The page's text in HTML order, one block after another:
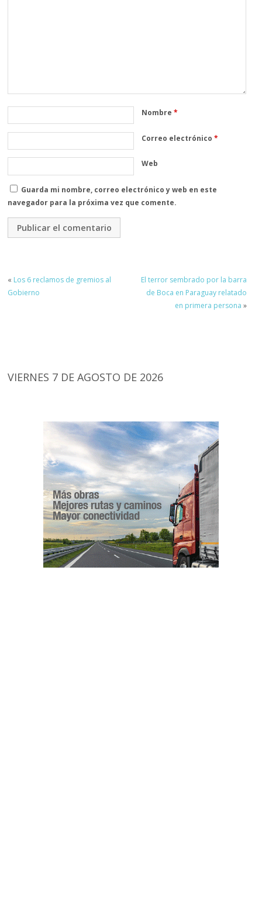
Nombre*
Correo electrónico*
Web
Guarda mi nombre, correo electrónico y web en este
navegador para la próxima vez que comente.
« Los 6 reclamos de gremios al
Gobierno
El terror sembrado por la barra
de Boca en Paraguay relatado
en primera persona »
VIERNES 7 DE AGOSTO DE 2026